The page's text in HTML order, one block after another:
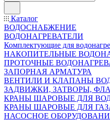
Каталог
ВОДОСНАБЖЕНИЕ
ВОДОНАГРЕВАТЕЛИ
Комплектующие для
НАКОПИТЕЛЬНЫЕ
ПРОТОЧНЫЕ
ЗАПОРНАЯ АРМАТУРА
ВЕНТИЛИ И КЛАПАНЫ
ЗАДВИЖКИ, ЗАТВОРЫ,
КРАНЫ ШАРОВЫЕ ДЛЯ
КРАНЫ ШАРОВЫЕ ДЛЯ
НАСОСНОЕ